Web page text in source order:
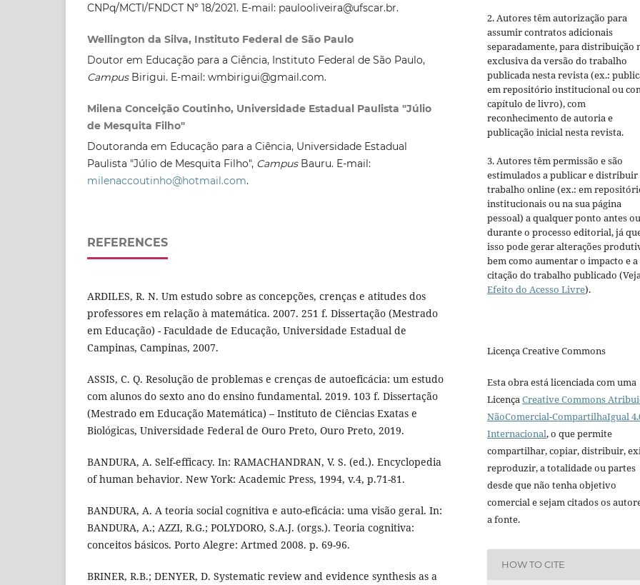
CNPq/MCTI/FNDCT Nº 18/2021. E-mail: paulooliveira@ufscar.br.
Wellington da Silva, Instituto Federal de São Paulo
Doutor em Educação para a Ciência, Instituto Federal de São Paulo,
Campus Birigui. E-mail: wmbirigui@gmail.com.
Milena Conceição Coutinho, Universidade Estadual Paulista "Júlio
de Mesquita Filho"
Doutoranda em Educação para a Ciência, Universidade Estadual
Paulista "Júlio de Mesquita Filho", Campus Bauru. E-mail:
milenaccoutinho@hotmail.com.
REFERENCES
ARDILES, R. N. Um estudo sobre as concepções, crenças e atitudes dos
professores em relação à matemática. 2007. 251 f. Dissertação (Mestrado
em Educação) - Faculdade de Educação, Universidade Estadual de
Campinas, Campinas, 2007.
ASSIS, C. Q. Resolução de problemas e crenças de autoeficácia: um estudo
com alunos do sexto ano do ensino fundamental. 2019. 103 f. Dissertação
(Mestrado em Educação Matemática) – Instituto de Ciências Exatas e
Biológicas, Universidade Federal de Ouro Preto, Ouro Preto, 2019.
BANDURA, A. Self-efficacy. In: RAMACHANDRAN, V. S. (ed.). Encyclopedia
of human behavior. New York: Academic Press, 1994, v.4, p.71-81.
BANDURA, A. A teoria social cognitiva e auto-eficácia: uma visão geral. In:
BANDURA, A.; AZZI, R.G.; POLYDORO, S.A.J. (orgs.). Teoria cognitiva:
conceitos básicos. Porto Alegre: Artmed 2008. p. 69-96.
BRINER, R.B.; DENYER, D. Systematic review and evidence synthesis as a
2. Autores têm autorização para
assumir contratos adicionais
separadamente, para distribuição
exclusiva da versão do trabalho
publicada nesta revista (ex.:
em repositório institucional ou
capítulo de livro), com
reconhecimento de autoria e
publicação inicial nesta revista.
3. Autores têm permissão e são
estimulados a publicar e distribuir
trabalho online (ex.: em
institucionais ou na sua página
pessoal) a qualquer ponto antes ou
durante o processo editorial, já
isso pode gerar alterações
bem como aumentar o impacto e a
citação do trabalho publicado
Efeito do Acesso Livre).
Licença Creative Commons
Esta obra está licenciada com uma
LicençaCreative Commons
NãoComercial-CompartilhaIgual
Internacional, o que permite
compartilhar, copiar, distribuir,
reproduzir, a totalidade ou partes
desde que não tenha objetivo
comercial e sejam citados os
a fonte.
HOW TO CITE